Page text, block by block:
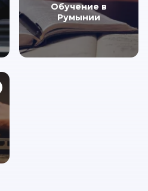
Обучение в
Румынии